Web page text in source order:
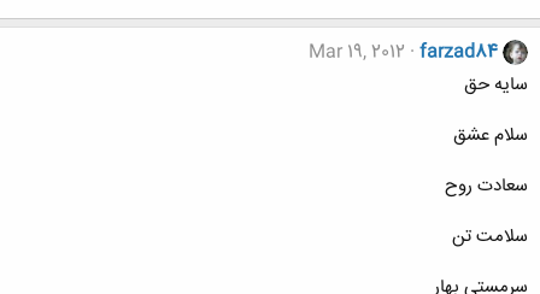
farzad84
Mar 19, 2012
سايه حق
سلام عشق
سعادت روح
سلامت تن
سرمستي بهار